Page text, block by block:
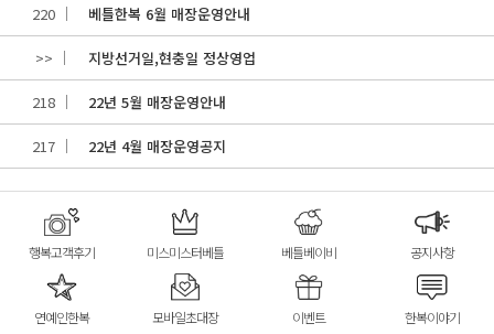
220 베틀한복 6월 매장운영안내
>> 지방선거일,현충일 정상영업
218 22년 5월 매장운영안내
217 22년 4월 매장운영공지
행복고객후기 미스미스터베틀 베틀베이비 공지사항
연예인한복 모바일초대장 이벤트 한복이야기